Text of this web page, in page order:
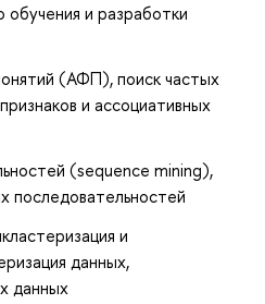
и разработки
(АФП), поиск частых
и ассоциативных
(sequence mining),
последовательностей
и
данных,
данных